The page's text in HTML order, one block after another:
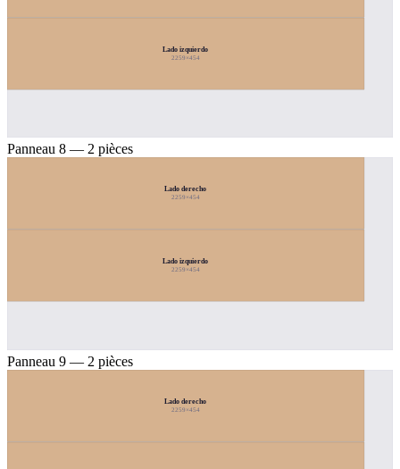
Lado izquierdo
2259×454
Panneau 8 — 2 pièces
Lado derecho
2259×454
Lado izquierdo
2259×454
Panneau 9 — 2 pièces
Lado derecho
2259×454